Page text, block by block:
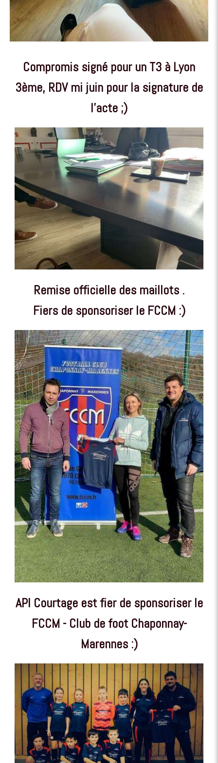
Compromis signé pour un T3 à Lyon
3ème, RDV mi juin pour la signature de
l'acte ;)
Remise officielle des maillots .
Fiers de sponsoriser le FCCM :)
API Courtage est fier de sponsoriser le
FCCM - Club de foot Chaponnay-
Marennes :)